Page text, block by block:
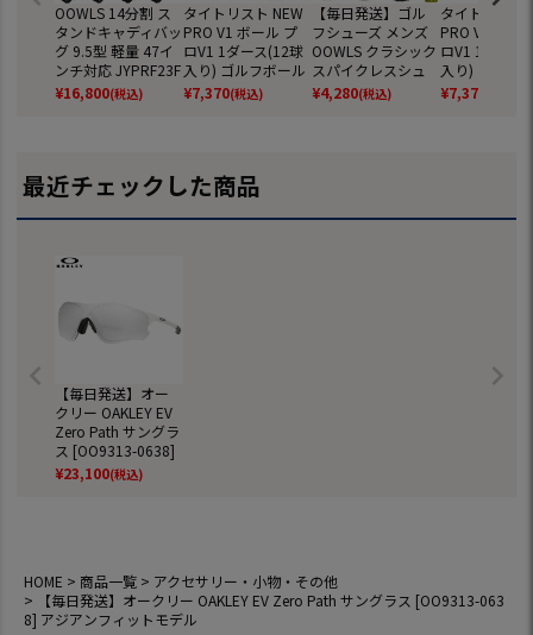
OOWLS 14分割 ス
タンドキャディバッ
グ 9.5型 軽量 47イ
ンチ対応 JYPRF23F
SB 【JYPER'Sオリ
ジナル商品】
¥16,800(税込)
タイトリスト NEW
PRO V1 ボール プ
ロV1 1ダース(12球
入り) ゴルフボール
2025年モデル TITL
EIST 日本正規品
¥7,370(税込)
【毎日発送】ゴル
フシューズ メンズ
OOWLS クラシック
スパイクレスシュ
ーズ JYPRF003 ス
パイクレスシューズ
スゴルフシューズ
¥4,280(税込)
タイトリスト
PRO V1x ボ
ロV1 1ダース
入り) ゴルフ
2025年モデル
EIST 日本正
¥7,370
最近チェックした商品
【毎日発送】オー
クリー OAKLEY EV
Zero Path サングラ
ス [OO9313-0638]
アジアンフィット
モデル
¥23,100(税込)
HOME 商品一覧
アクセサリー・小物・その他
【毎日発送】オークリー OAKLEY EV Zero Path サングラス [OO9313-063
8] アジアンフィットモデル